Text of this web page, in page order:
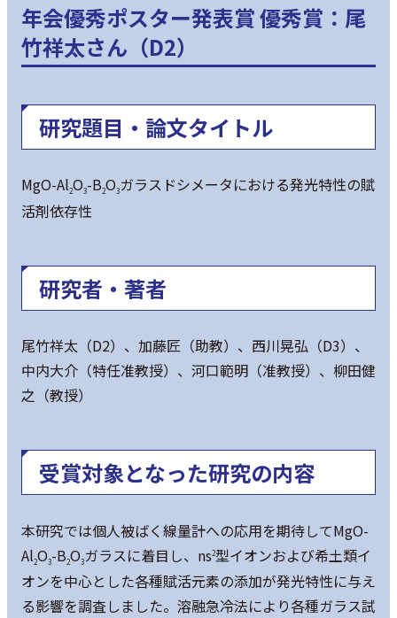
年会優秀ポスター発表賞 優秀賞：尾
竹祥太さん（D2）
研究題目・論文タイトル
MgO-Al2O3-B2O3ガラスドシメータにおける発光特性の賦
活剤依存性
研究者・著者
尾竹祥太（D2）、加藤匠（助教）、西川晃弘（D3）、
中内大介（特任准教授）、河口範明（准教授）、柳田健
之（教授）
受賞対象となった研究の内容
本研究では個人被ばく線量計への応用を期待してMgO-
Al2O3-B2O3ガラスに着目し、ns2型イオンおよび希土類イ
オンを中心とした各種賦活元素の添加が発光特性に与え
る影響を調査しました。溶融急冷法により各種ガラス試